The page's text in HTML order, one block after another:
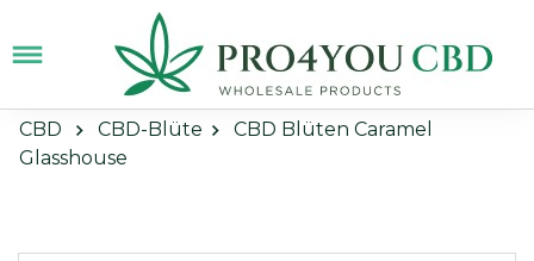
CBD CBD-Blüte
CBD Blüten Caramel
Glasshouse